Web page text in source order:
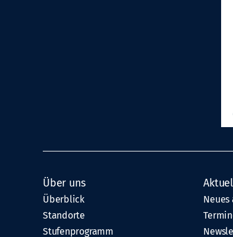
Über uns
Überblick
Standorte
Stufenprogramm
Neues